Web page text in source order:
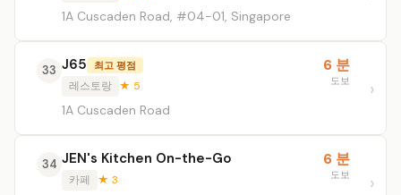
1A Cuscaden Road, #04-01, Singapore
33 J65 최고 평점
레스토랑 ★ 5
1A Cuscaden Road
6 분
도보
34 JEN's Kitchen On-the-Go
카페 ★ 3
6 분
도보